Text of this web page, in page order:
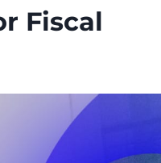
Fiscal